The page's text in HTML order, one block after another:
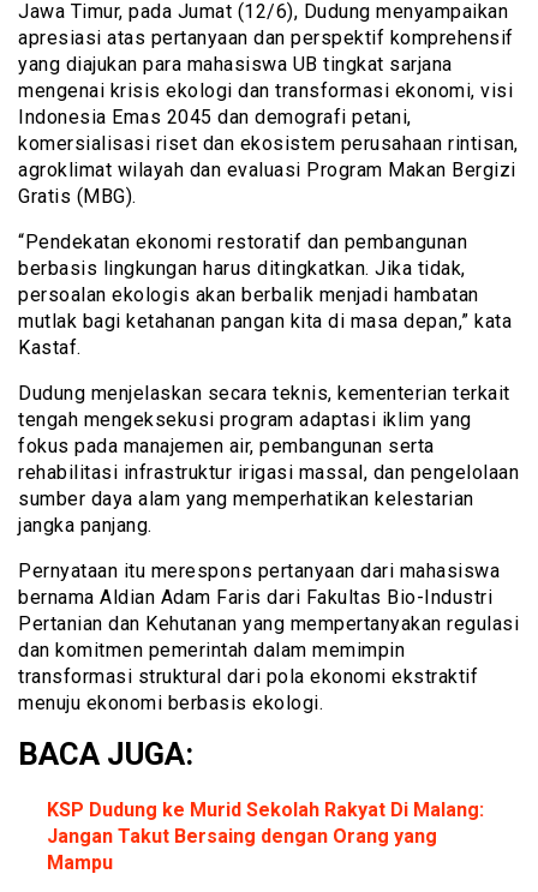
Jawa Timur, pada Jumat (12/6), Dudung menyampaikan
apresiasi atas pertanyaan dan perspektif komprehensif
yang diajukan para mahasiswa UB tingkat sarjana
mengenai krisis ekologi dan transformasi ekonomi, visi
Indonesia Emas 2045 dan demografi petani,
komersialisasi riset dan ekosistem perusahaan rintisan,
agroklimat wilayah dan evaluasi Program Makan Bergizi
Gratis (MBG).
“Pendekatan ekonomi restoratif dan pembangunan
berbasis lingkungan harus ditingkatkan. Jika tidak,
persoalan ekologis akan berbalik menjadi hambatan
mutlak bagi ketahanan pangan kita di masa depan,” kata
Kastaf.
Dudung menjelaskan secara teknis, kementerian terkait
tengah mengeksekusi program adaptasi iklim yang
fokus pada manajemen air, pembangunan serta
rehabilitasi infrastruktur irigasi massal, dan pengelolaan
sumber daya alam yang memperhatikan kelestarian
jangka panjang.
Pernyataan itu merespons pertanyaan dari mahasiswa
bernama Aldian Adam Faris dari Fakultas Bio-Industri
Pertanian dan Kehutanan yang mempertanyakan regulasi
dan komitmen pemerintah dalam memimpin
transformasi struktural dari pola ekonomi ekstraktif
menuju ekonomi berbasis ekologi.
BACA JUGA:
KSP Dudung ke Murid Sekolah Rakyat Di Malang:
Jangan Takut Bersaing dengan Orang yang
Mampu